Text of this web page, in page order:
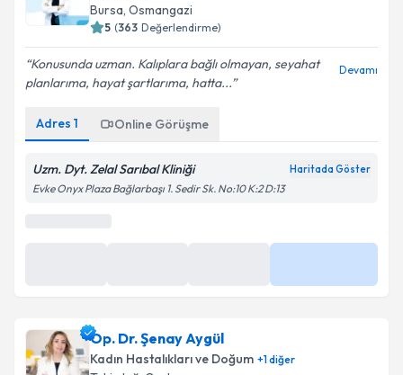
Bursa, Osmangazi
5 (363 Değerlendirme)
Konusunda uzman. Kalıplara bağlı olmayan, seyahat
planlarıma, hayat şartlarıma, hatta...
Devamı
Adres 1 Online Görüşme
Uzm. Dyt. Zelal Sarıbal Kliniği Haritada Göster
Evke Onyx Plaza Bağlarbaşı 1. Sedir Sk. No:10 K:2 D:13
Op. Dr. Şenay Aygül
Kadın Hastalıkları ve Doğum diğer